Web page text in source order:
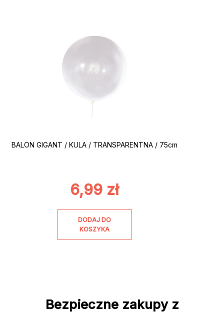
BALON GIGANT / KULA / TRANSPARENTNA / 75cm
6,99 zł
DODAJ DO
KOSZYKA
Bezpieczne zakupy z